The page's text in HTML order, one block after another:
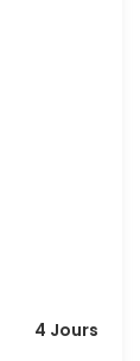
4 Jours